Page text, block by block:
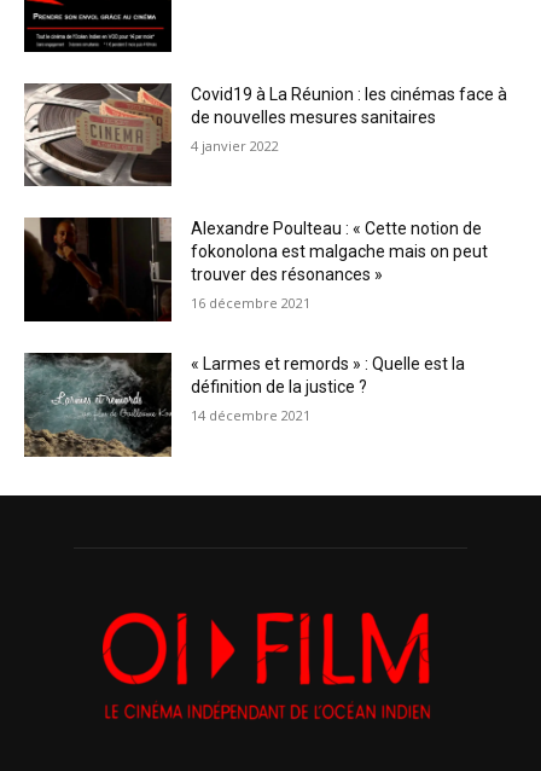
Covid19 à La Réunion : les cinémas face à
de nouvelles mesures sanitaires
4 janvier 2022
Alexandre Poulteau : « Cette notion de
fokonolona est malgache mais on peut
trouver des résonances »
16 décembre 2021
« Larmes et remords » : Quelle est la
définition de la justice ?
14 décembre 2021